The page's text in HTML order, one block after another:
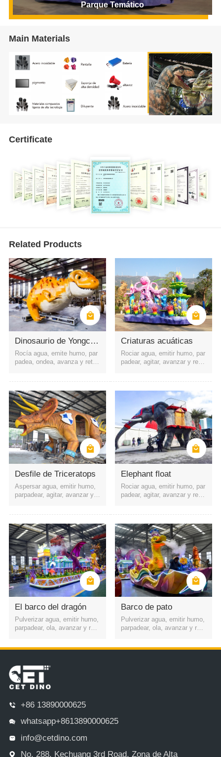
Parque Temático
parque de atracciones
pelicula, televisión y escenario
las calles alrededor del centro comercial
Área Escénica
Parque
Main Materials
Certificate
Related Products
Dinosaurio de Yongchuan
Rocía agua, emite humo, par
padea, ondea, avanza y retro
Criaturas acuáticas
Rociar agua, emitir humo, par
padear, agitar, avanzar y retro
Desfile de Triceratops
Aspersar agua, emitir humo,
parpadear, agitar, avanzar y r
Elephant float
Rociar agua, emitir humo, par
padear, agitar, avanzar y retro
El barco del dragón
Pulverizar agua, emitir humo,
parpadear, ola, avanzar y retr
Barco de pato
Pulverizar agua, emitir humo,
parpadear, ola, avanzar y retr
+86 13890000625
whatsapp+8613890000625
info@cetdino.com
No. 288, Kechuang 3rd Road, Zona de Alta